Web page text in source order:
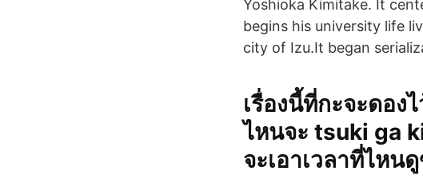
Yoshioka Kimitake. It
begins his university life
city of Izu.It began
เรื่องนี้ที่กะจะดอง
ไหนจะ tsuki ga
จะเอาเวลาที่ไหน